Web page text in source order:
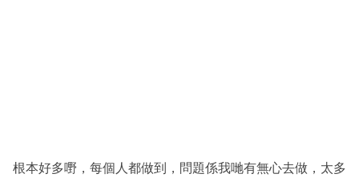
根本好多嘢，每個人都做到，問題係我哋有無心去做，太多